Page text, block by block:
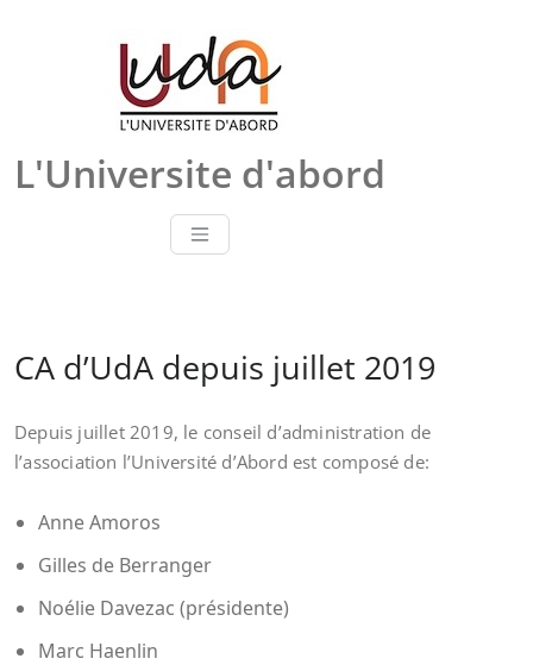
L'Universite d'abord
CA d’UdA depuis juillet 2019
Depuis juillet 2019, le conseil d’administration de
l’association l’Université d’Abord est composé de:
Anne Amoros
Gilles de Berranger
Noélie Davezac (présidente)
Marc Haenlin